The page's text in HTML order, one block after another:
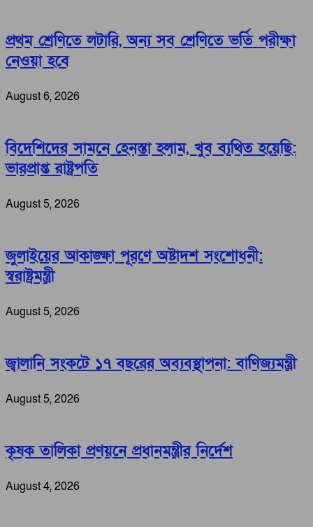
প্রথম শ্রেণিতে লটারি, অন্য সব শ্রেণিতে ভর্তি পরীক্ষা
নেওয়া হবে
August 6, 2026
বিদেশিদের সামনে হেনস্তা হলাম, খুব ব্যথিত হয়েছি:
ভারপ্রাপ্ত রাষ্ট্রপতি
August 5, 2026
জুলাইয়ের আকাঙ্ক্ষা পূরণে অষ্টাদশ সংশোধনী:
স্বরাষ্ট্রমন্ত্রী
August 5, 2026
জ্বালানি সংকটে ১৭ বছরের অব্যবস্থাপনা: বাণিজ্যমন্ত্রী
August 5, 2026
কৃষক তালিকা প্রণয়নে প্রধানমন্ত্রীর নির্দেশ
August 4, 2026